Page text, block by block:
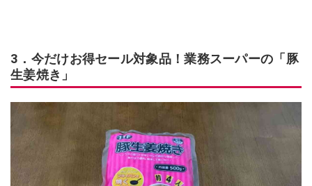
3．今だけお得セール対象品！業務スーパーの「豚
生姜焼き」